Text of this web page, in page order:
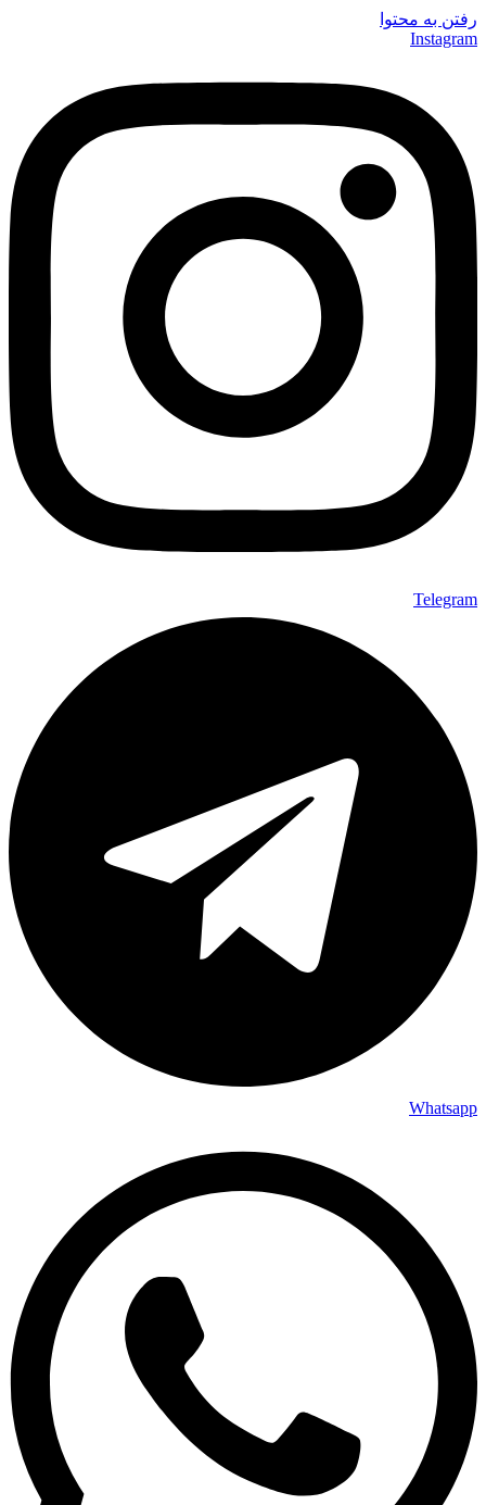
رفتن به محتوا
Instagram
Telegram
Whatsapp